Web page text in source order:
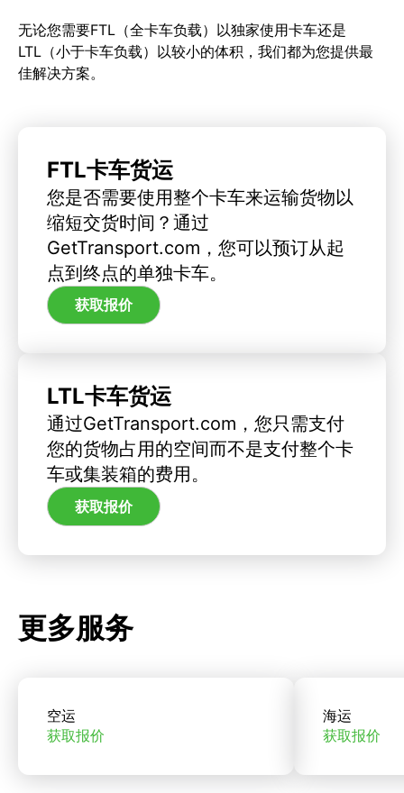
无论您需要FTL（全卡车负载）以独家使用卡车还是
LTL（小于卡车负载）以较小的体积，我们都为您提供最
佳解决方案。
FTL卡车货运
您是否需要使用整个卡车来运输货物以
缩短交货时间？通过
GetTransport.com，您可以预订从起
点到终点的单独卡车。
获取报价
LTL卡车货运
通过GetTransport.com，您只需支付
您的货物占用的空间而不是支付整个卡
车或集装箱的费用。
获取报价
更多服务
空运
获取报价
海运
获取报价